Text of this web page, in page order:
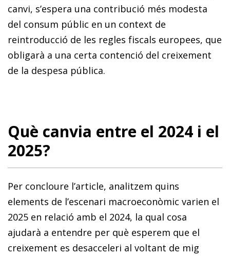
canvi, s’espera una contribució més modesta
del consum públic en un context de
reintroducció de les regles fiscals europees, que
obligarà a una certa contenció del creixement
de la despesa pública.
Què canvia entre el 2024 i el
2025?
Per concloure l’article, analitzem quins
elements de l’escenari macroeconòmic varien el
2025 en relació amb el 2024, la qual cosa
ajudarà a entendre per què esperem que el
creixement es desacceleri al voltant de mig